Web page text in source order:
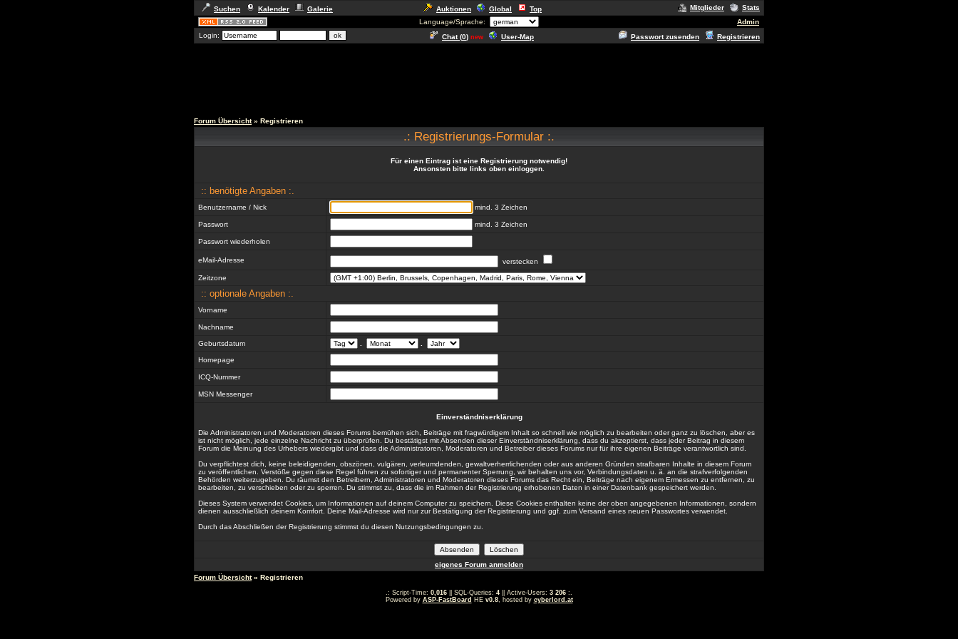
Suchen Kalender Galerie Auktionen Global Top Mitglieder
Stats
Language/Sprache:
Admin
Login:
Chat (0) new User-Map Passwort zusenden Registrieren
Forum Übersicht» Registrieren
.: Registrierungs-Formular :.
Für einen Eintrag ist eine Registrierung notwendig!
Ansonsten bitte links oben einloggen.
:: benötigte Angaben :.
Benutzername / Nick mind. 3 Zeichen
Passwort mind. 3 Zeichen
Passwort wiederholen
eMail-Adresse verstecken
Zeitzone
:: optionale Angaben :.
Vorname
Nachname
Geburtsdatum
Homepage
ICQ-Nummer
MSN Messenger
Einverständniserklärung
Die Administratoren und Moderatoren dieses Forums bemühen sich, Beiträge mit fragwürdigem Inhalt so schnell wie möglich zu bearbeiten oder ganz zu löschen, aber es
ist nicht möglich, jede einzelne Nachricht zu überprüfen. Du bestätigst mit Absenden dieser Einverständniserklärung, dass du akzeptierst, dass jeder Beitrag in diesem
Forum die Meinung des Urhebers wiedergibt und dass die Administratoren, Moderatoren und Betreiber dieses Forums nur für ihre eigenen Beiträge verantwortlich sind.
Du verpflichtest dich, keine beleidigenden, obszönen, vulgären, verleumdenden, gewaltverherrlichenden oder aus anderen Gründen strafbaren Inhalte in diesem Forum
zu veröffentlichen. Verstöße gegen diese Regel führen zu sofortiger und permanenter Sperrung, wir behalten uns vor, Verbindungsdaten u. ä. an die strafverfolgenden
Behörden weiterzugeben. Du räumst den Betreibern, Administratoren und Moderatoren dieses Forums das Recht ein, Beiträge nach eigenem Ermessen zu entfernen, zu
bearbeiten, zu verschieben oder zu sperren. Du stimmst zu, dass die im Rahmen der Registrierung erhobenen Daten in einer Datenbank gespeichert werden.
Dieses System verwendet Cookies, um Informationen auf deinem Computer zu speichern. Diese Cookies enthalten keine der oben angegebenen Informationen, sondern
dienen ausschließlich deinem Komfort. Deine Mail-Adresse wird nur zur Bestätigung der Registrierung und ggf. zum Versand eines neuen Passwortes verwendet.
Durch das Abschließen der Registrierung stimmst du diesen Nutzungsbedingungen zu.
eigenes Forum anmelden
Forum Übersicht» Registrieren
.: Script-Time: 0,016 || SQL-Queries: 4 || Active-Users: 3 206 :.
Powered by ASP-FastBoard HE v0.8, hosted by cyberlord.at